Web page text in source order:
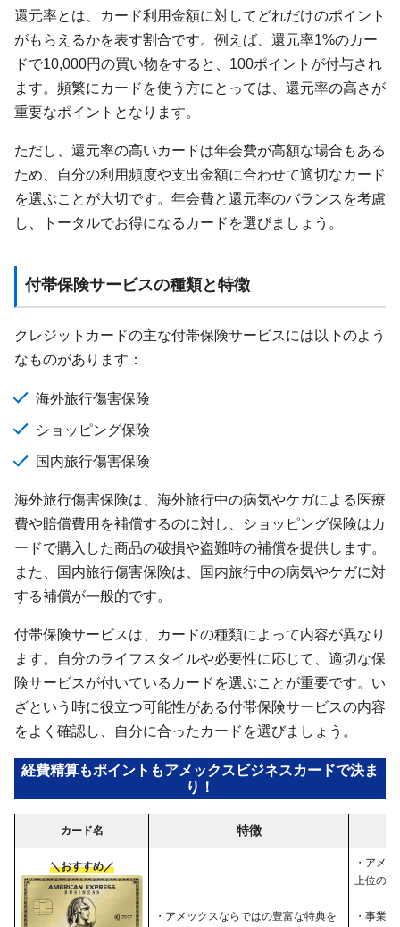
還元率とは、カード利用金額に対してどれだけのポイント
がもらえるかを表す割合です。例えば、還元率1%のカー
ドで10,000円の買い物をすると、100ポイントが付与され
ます。頻繁にカードを使う方にとっては、還元率の高さが
重要なポイントとなります。
ただし、還元率の高いカードは年会費が高額な場合もある
ため、自分の利用頻度や支出金額に合わせて適切なカード
を選ぶことが大切です。年会費と還元率のバランスを考慮
し、トータルでお得になるカードを選びましょう。
付帯保険サービスの種類と特徴
クレジットカードの主な付帯保険サービスには以下のよう
なものがあります：
海外旅行傷害保険
ショッピング保険
国内旅行傷害保険
海外旅行傷害保険は、海外旅行中の病気やケガによる医療
費や賠償費用を補償するのに対し、ショッピング保険はカ
ードで購入した商品の破損や盗難時の補償を提供します。
また、国内旅行傷害保険は、国内旅行中の病気やケガに対
する補償が一般的です。
付帯保険サービスは、カードの種類によって内容が異なり
ます。自分のライフスタイルや必要性に応じて、適切な保
険サービスが付いているカードを選ぶことが重要です。い
ざという時に役立つ可能性がある付帯保険サービスの内容
をよく確認し、自分に合ったカードを選びましょう。
経費精算もポイントもアメックスビジネスカードで決ま
り！
カード名 特徴
＼おすすめ／
・アメックスならではの豊富な特典を
・アメ
上位のサ
・事業